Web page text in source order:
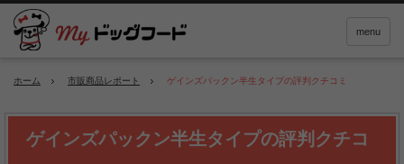
menu
ホーム 市販商品レポート ゲインズパックン半生タイプの評判クチコミ
ゲインズパックン半生タイプの評判クチコ